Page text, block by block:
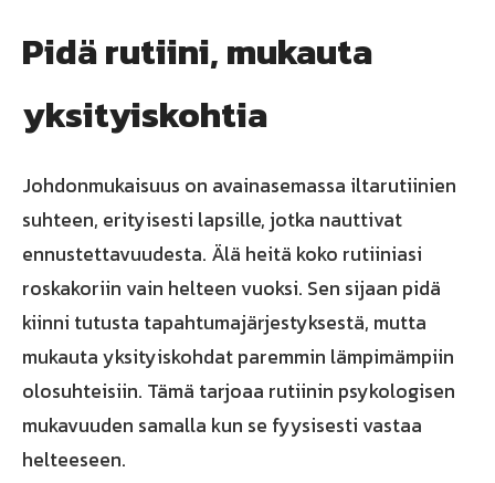
Pidä rutiini, mukauta
yksityiskohtia
Johdonmukaisuus on avainasemassa iltarutiinien
suhteen, erityisesti lapsille, jotka nauttivat
ennustettavuudesta. Älä heitä koko rutiiniasi
roskakoriin vain helteen vuoksi. Sen sijaan pidä
kiinni tutusta tapahtumajärjestyksestä, mutta
mukauta yksityiskohdat paremmin lämpimämpiin
olosuhteisiin. Tämä tarjoaa rutiinin psykologisen
mukavuuden samalla kun se fyysisesti vastaa
helteeseen.